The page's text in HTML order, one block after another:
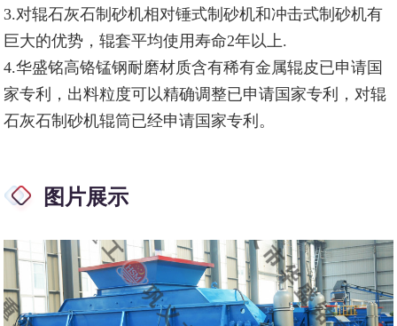
3.对辊石灰石制砂机相对锤式制砂机和冲击式制砂机有
巨大的优势，辊套平均使用寿命2年以上.
4.华盛铭高铬锰钢耐磨材质含有稀有金属辊皮已申请国
家专利，出料粒度可以精确调整已申请国家专利，对辊
石灰石制砂机辊筒已经申请国家专利。
图片展示